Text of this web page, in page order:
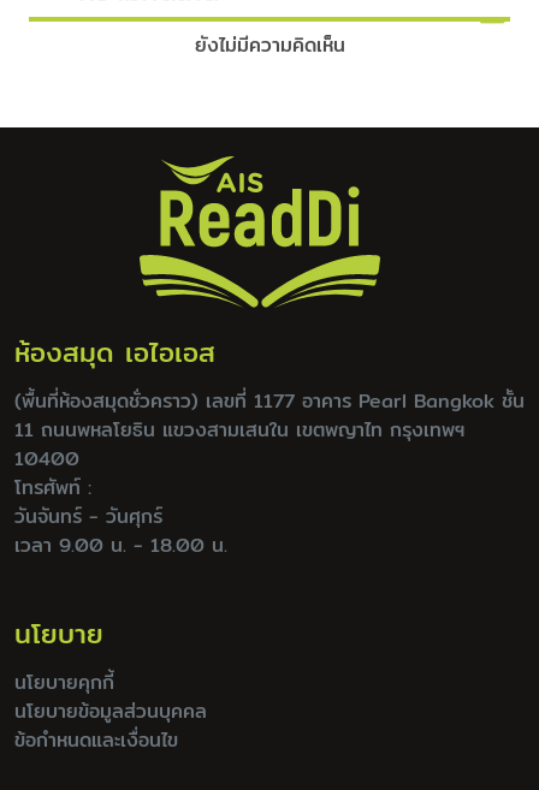
ยังไม่มีความคิดเห็น
ห้องสมุด เอไอเอส
(พื้นที่ห้องสมุดชั่วคราว) เลขที่ 1177 อาคาร Pearl Bangkok ชั้น
11 ถนนพหลโยธิน แขวงสามเสนใน เขตพญาไท กรุงเทพฯ
10400
โทรศัพท์ :
วันจันทร์ - วันศุกร์
เวลา 9.00 น. - 18.00 น.
นโยบาย
นโยบายคุกกี้
นโยบายข้อมูลส่วนบุคคล
ข้อกำหนดและเงื่อนไข